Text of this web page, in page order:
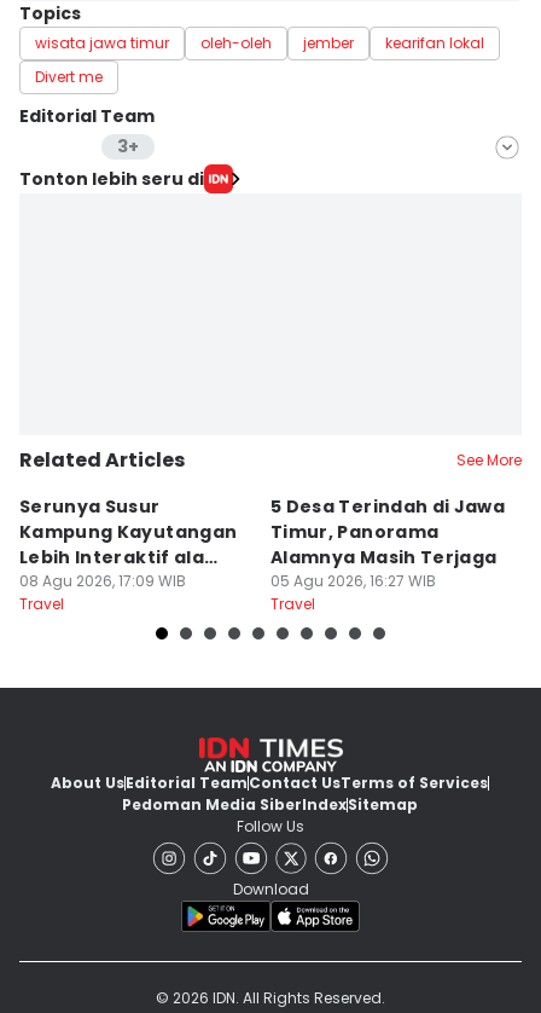
Topics
wisata jawa timur oleh-oleh jember
kearifan lokal
Divert me
Editorial Team
3+
Editor
Tonton lebih seru di
Related Articles See More
Serunya Susur
Kampung Kayutangan
Lebih Interaktif ala
Kelana Race
08 Agu 2026, 17:09 WIB
Travel
5 Desa Terindah di Jawa
Timur, Panorama
Alamnya Masih Terjaga
05 Agu 2026, 16:27 WIB
Travel
About UsEditorial TeamContact UsTerms of Services
Pedoman Media SiberIndexSitemap
Follow Us
Download
© 2026 IDN. All Rights Reserved.